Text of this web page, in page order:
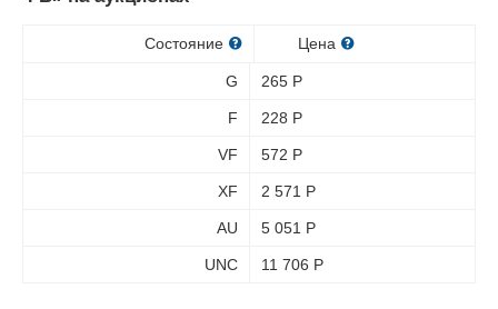
Состояние Цена
G 265 Р
F 228 Р
VF 572 Р
XF 2 571 Р
AU 5 051 Р
UNC 11 706 Р